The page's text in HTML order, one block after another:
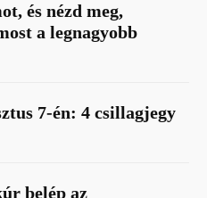
és nézd meg,
a legnagyobb
7-én: 4 csillagjegy
belép az